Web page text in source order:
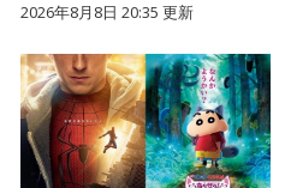
2026年8月8日 20:35 更新